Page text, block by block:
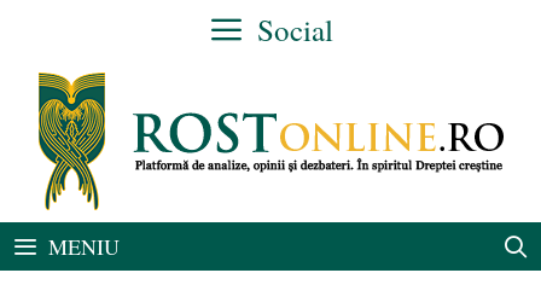
conținut
Social
MENIU